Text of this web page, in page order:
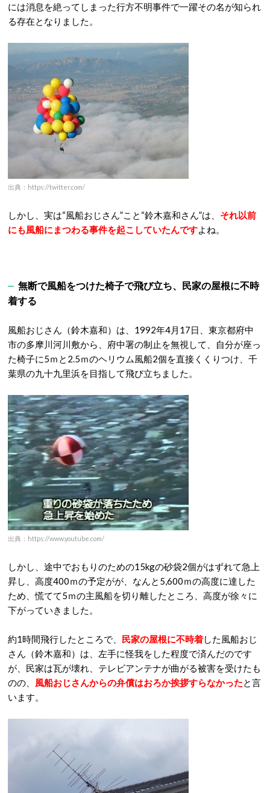
には消息を絶ってしまった行方不明事件で一躍その名が知られ
る存在となりました。
出典：https://twitter.com/
しかし、実は“風船おじさん”こと“鈴木嘉和さん”は、 それ以前
にも風船にまつわる事件を起こしていたんですよね。
無断で風船をつけた椅子で飛び立ち、民家の屋根に不時
着する
風船おじさん（鈴木嘉和）は、1992年4月17日、東京都府中
市の多摩川河川敷から、府中署の制止を無視して、自分が座っ
た椅子に5ｍと2.5ｍのヘリウム風船2個を直接くくりつけ、千
葉県の九十九里浜を目指して飛び立ちました。
出典：https://www.youtube.com/
しかし、途中でおもりのための15kgの砂袋2個がはずれて急上
昇し、高度400ｍの予定がが、なんと5,600ｍの高度に達した
ため、慌てて5ｍの主風船を切り離したところ、高度が徐々に
下がっていきました。
約1時間飛行したところで、 民家の屋根に不時着した風船おじ
さん（鈴木嘉和）は、左手に怪我をした程度で済んだのです
が、民家は瓦が壊れ、テレビアンテナが曲がる被害を受けたも
のの、 風船おじさんからの弁償はおろか挨拶すらなかったと言
います。